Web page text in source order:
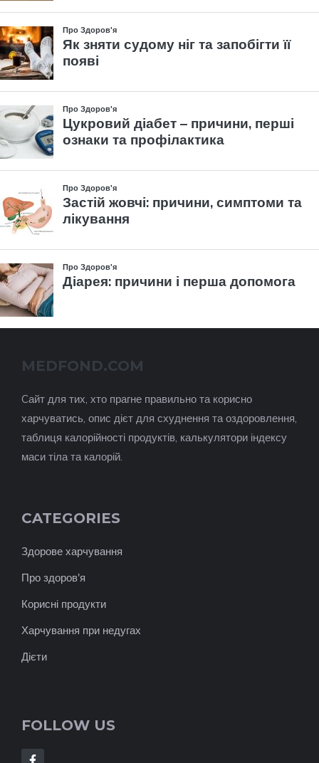
MEDFOND.COM
Cайт для тих, хто прагне правильно та корисно
харчуватись, опис дієт для схуднення та оздоровлення,
таблиця калорійності продуктів, калькулятори індексу
маси тіла та калорій.
CATEGORIES
Здорове харчування
Про здоров'я
Корисні продукти
Харчування при недугах
Дієти
FOLLOW US